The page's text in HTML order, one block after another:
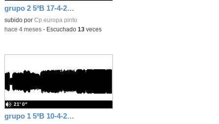
grupo 2 5ºB 17-4-26 PROGRAMA
subido por Cp europa pinto
-hace 4 meses- Escuchado 13veces
grupo 1 5ºB 10-4-26 PROGRAMA
21′ 0″